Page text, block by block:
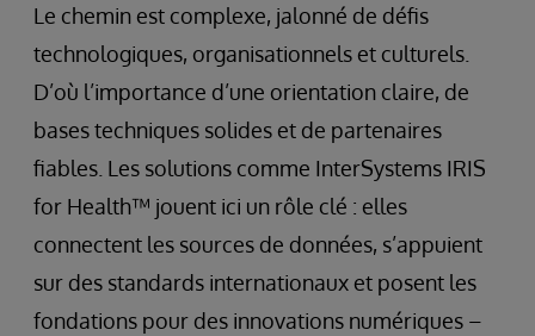
Le chemin est complexe, jalonné de défis
technologiques, organisationnels et culturels.
D’où l’importance d’une orientation claire, de
bases techniques solides et de partenaires
fiables. Les solutions comme InterSystems IRIS
for Health™ jouent ici un rôle clé : elles
connectent les sources de données, s’appuient
sur des standards internationaux et posent les
fondations pour des innovations numériques –